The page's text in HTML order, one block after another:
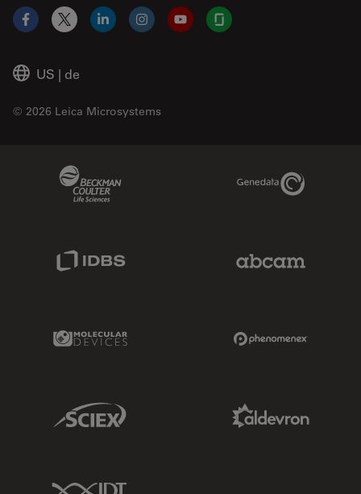
US | de
© 2026 Leica Microsystems
Facebook
X LinkedInInstagramYouTubeGlassdoor
Genedata Link
Molecular Devices Link
Sciex Link
IDT Link